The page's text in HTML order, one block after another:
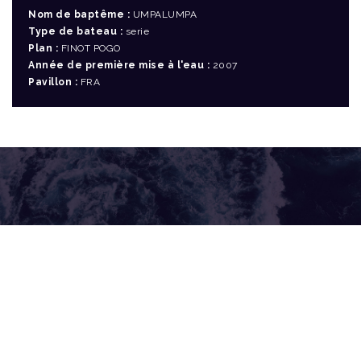
Nom de baptême : UMPALUMPA
Type de bateau : serie
Plan : FINOT POGO
Année de première mise à l'eau : 2007
Pavillon : FRA